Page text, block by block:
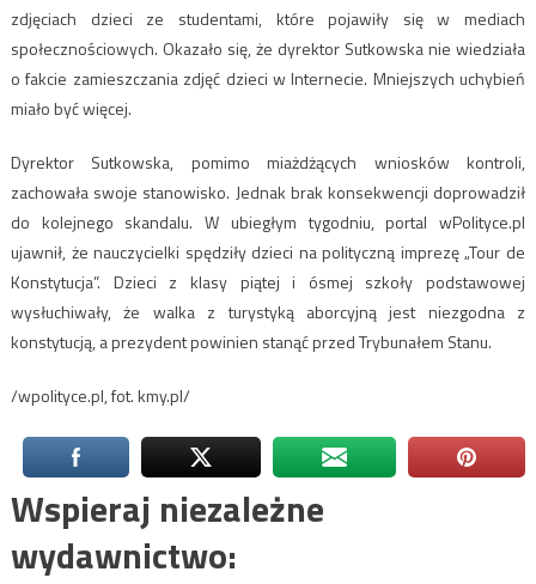
zdjęciach dzieci ze studentami, które pojawiły się w mediach
społecznościowych. Okazało się, że dyrektor Sutkowska nie wiedziała
o fakcie zamieszczania zdjęć dzieci w Internecie. Mniejszych uchybień
miało być więcej.
Dyrektor Sutkowska, pomimo miażdżących wniosków kontroli,
zachowała swoje stanowisko. Jednak brak konsekwencji doprowadził
do kolejnego skandalu. W ubiegłym tygodniu, portal wPolityce.pl
ujawnił, że nauczycielki spędziły dzieci na polityczną imprezę „Tour de
Konstytucja”. Dzieci z klasy piątej i ósmej szkoły podstawowej
wysłuchiwały, że walka z turystyką aborcyjną jest niezgodna z
konstytucją, a prezydent powinien stanąć przed Trybunałem Stanu.
/wpolityce.pl, fot. kmy.pl/
Wspieraj niezależne
wydawnictwo: